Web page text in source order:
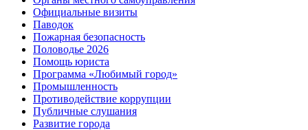
Официальные визиты
Паводок
Пожарная безопасность
Половодье 2026
Помощь юриста
Программа «Любимый город»
Промышленность
Противодействие коррупции
Публичные слушания
Развитие города